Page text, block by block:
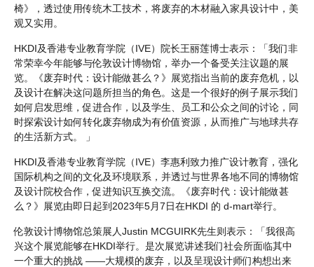
椅》，透过使用传统木工技术，将废弃的木材融入家具设计中，美
观又实用。
HKDI及香港专业教育学院（IVE）院长王丽莲博士表示：「我们非
常荣幸今年能够与伦敦设计博物馆，举办一个备受关注议题的展
览。《废弃时代：设计能做甚么？》展览指出当前的废弃危机，以
及设计在解决这问题所担当的角色。这是一个很好的例子展示我们
如何启发思维，促进合作，以及学生、员工和公众之间的讨论，同
时探索设计如何转化废弃物成为有价值资源，从而推广与地球共存
的生活新方式。 」
HKDI及香港专业教育学院（IVE）李惠利致力推广设计教育，强化
国际机构之间的文化及环境联系，并透过与世界各地不同的博物馆
及设计院校合作，促进知识互换交流。《废弃时代：设计能做甚
么？》展览由即日起到2023年5月7日在HKDI 的 d-mart举行。
伦敦设计博物馆总策展人Justin MCGUIRK先生则表示：「我很高
兴这个展览能够在HKDI举行。是次展览讲述我们社会所面临其中
一个重大的挑战 ——大规模的废弃，以及呈现设计师们构想出来